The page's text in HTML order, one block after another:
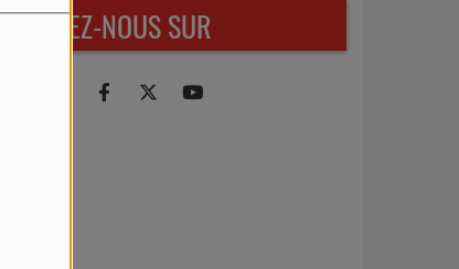
NOUS SUR